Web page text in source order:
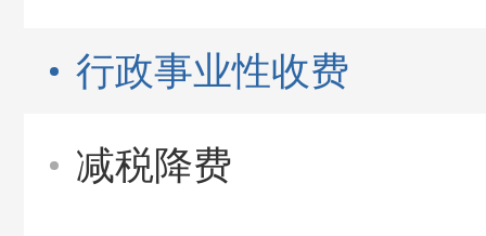
行政事业性收费
减税降费